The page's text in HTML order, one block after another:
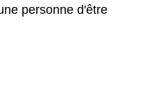
personne d'être